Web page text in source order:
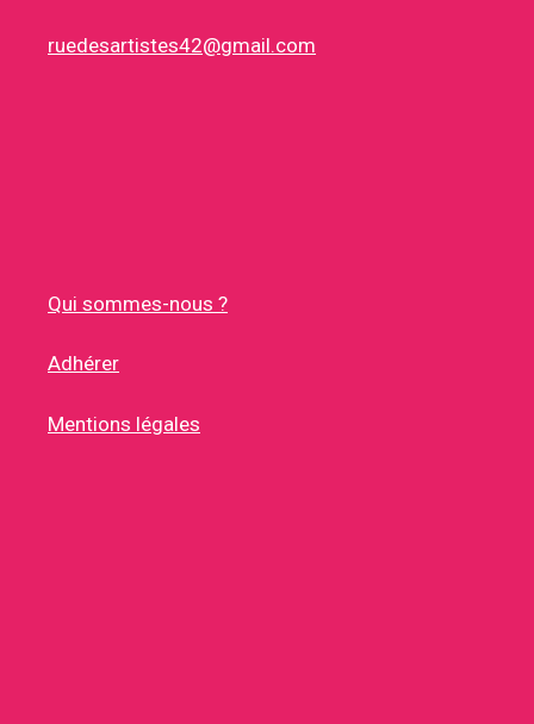
ruedesartistes42@gmail.com
Qui sommes-nous ?
Adhérer
Mentions légales